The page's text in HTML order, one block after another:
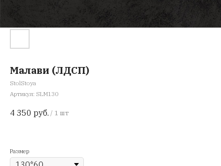
Малави (ЛДСП)
StolStoya
Артикул: SLM130
4 350 руб. / 1 шт
Размер